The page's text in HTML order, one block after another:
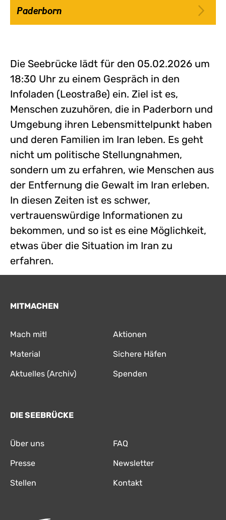
Paderborn
Die Seebrücke lädt für den 05.02.2026 um
18:30 Uhr zu einem Gespräch in den
Infoladen (Leostraße) ein. Ziel ist es,
Menschen zuzuhören, die in Paderborn und
Umgebung ihren Lebensmittelpunkt haben
und deren Familien im Iran leben. Es geht
nicht um politische Stellungnahmen,
sondern um zu erfahren, wie Menschen aus
der Entfernung die Gewalt im Iran erleben.
In diesen Zeiten ist es schwer,
vertrauenswürdige Informationen zu
bekommen, und so ist es eine Möglichkeit,
etwas über die Situation im Iran zu
erfahren.
MITMACHEN
Mach mit! Aktionen
Material Sichere Häfen
Aktuelles (Archiv) Spenden
DIE SEEBRÜCKE
Über uns FAQ
Presse Newsletter
Stellen Kontakt